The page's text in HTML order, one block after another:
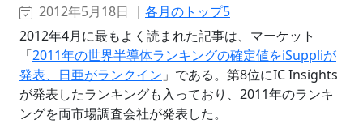
2012年5月18日 ｜ 各月のトップ5
2012年4月に最もよく読まれた記事は、マーケット
「2011年の世界半導体ランキングの確定値をiSuppliが
発表、日亜がランクイン」である。第8位にIC Insights
が発表したランキングも入っており、2011年のランキ
ングを両市場調査会社が発表した。